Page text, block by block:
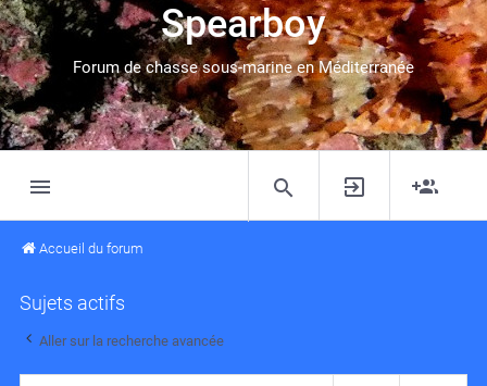
Spearboy
Forum de chasse sous-marine en Méditerranée
Accueil du forum
Sujets actifs
Aller sur la recherche avancée